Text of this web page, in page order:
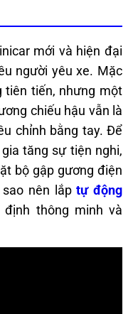
mới và hiện đại
người yêu xe. Mặc
tiên tiến, nhưng một
chiếu hậu vẫn là
chỉnh bằng tay. Để
tăng sự tiện nghi,
bộ gập gương điện
sao nên lắptự động
thông minh và